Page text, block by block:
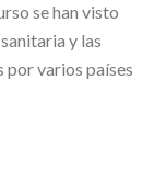
se han visto
y las
varios países